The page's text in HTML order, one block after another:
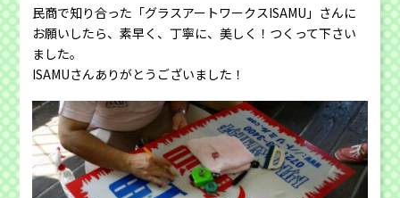
民商で知り合った「グラスアートワークスISAMU」さんに
お願いしたら、素早く、丁寧に、美しく！つくって下さい
ました。
ISAMUさんありがとうございました！